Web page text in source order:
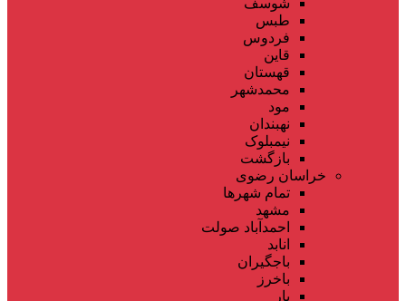
طبس
فردوس
قاین
قهستان
محمدشهر
مود
نهبندان
نیمبلوک
بازگشت
خراسان رضوی
تمام شهر‌ها
مشهد
احمدآباد صولت
انابد
باجگیران
باخرز
بار